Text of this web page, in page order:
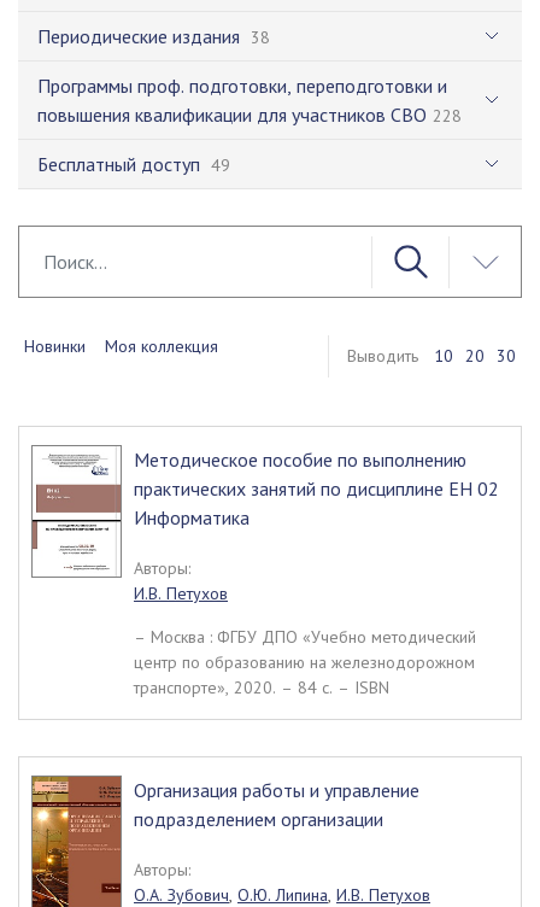
Периодические издания 38
Программы проф. подготовки, переподготовки и
повышения квалификации для участников СВО 228
Бесплатный доступ 49
Новинки Моя коллекция Выводить 10 20 30
Методическое пособие по выполнению
практических занятий по дисциплине ЕН 02
Информатика
Авторы:
И.В. Петухов
– Москва : ФГБУ ДПО «Учебно методический
центр по образованию на железнодорожном
транспорте», 2020. – 84 c. – ISBN
Организация работы и управление
подразделением организации
Авторы:
О.А. Зубович, О.Ю. Липина, И.В. Петухов